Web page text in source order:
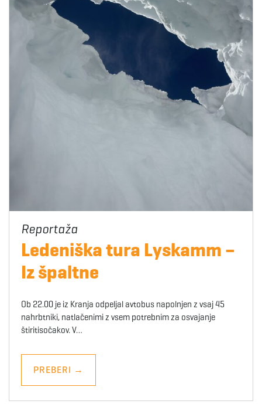
Ledeniška tura Lyskamm –
Iz špaltne
Ob 22.00 je iz Kranja odpeljal avtobus napolnjen z vsaj 45
nahrbtniki, natlačenimi z vsem potrebnim za osvajanje
štiritisočakov. V…
PREBERI →